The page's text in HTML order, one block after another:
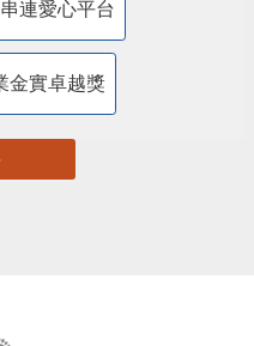
連愛心平台
金實卓越獎